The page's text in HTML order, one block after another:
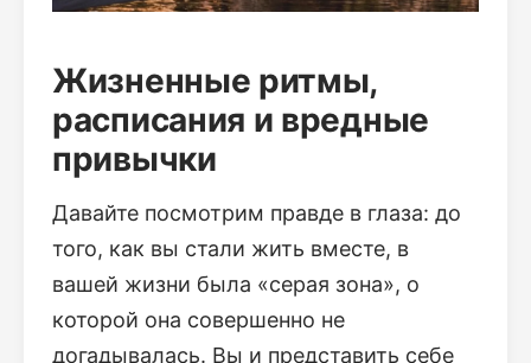
Жизненные ритмы,
расписания и вредные
привычки
Давайте посмотрим правде в глаза: до
того, как вы стали жить вместе, в
вашей жизни была «серая зона», о
которой она совершенно не
догадывалась. Вы и представить себе